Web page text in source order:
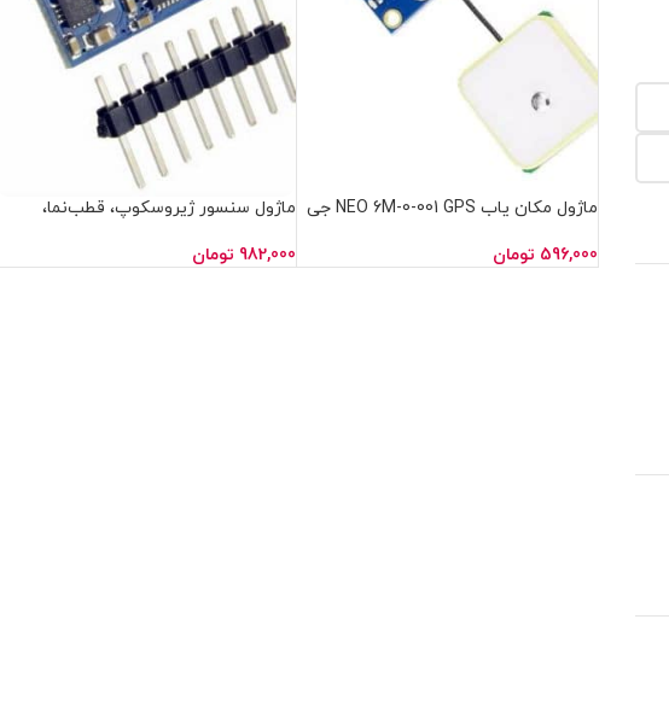
ماژول مکان یاب NEO 6M-0-001 GPS جی
596,000 تومان
ماژول سنسور ژیروسکوپ، قطب‌نما،
982,000 تومان